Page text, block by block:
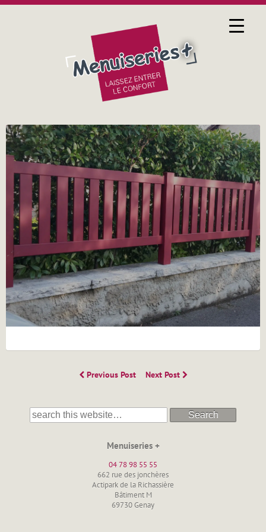
Previous Post Next Post
Search
Menuiseries +
04 78 98 55 55
662 rue des jonchères
Actipark de la Richassière
Bâtiment M
69730 Genay